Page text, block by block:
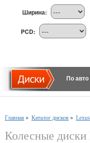
Ширина:
PCD:
По авто
Главная » Каталог дисков » Lexus
Колесные диски